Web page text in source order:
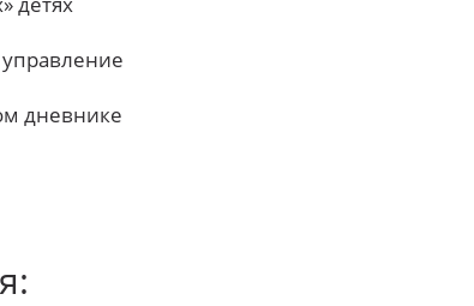
дневнике